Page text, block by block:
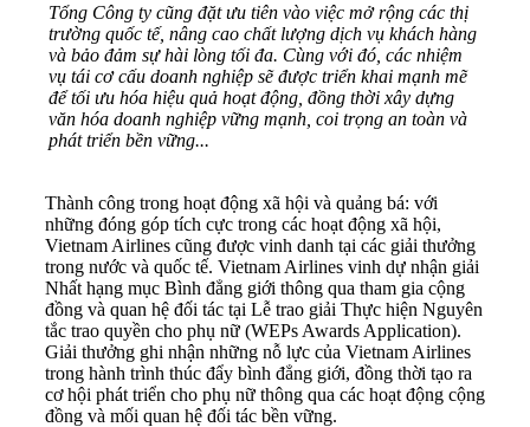
Tổng Công ty cũng đặt ưu tiên vào việc mở rộng các thị
trường quốc tế, nâng cao chất lượng dịch vụ khách hàng
và bảo đảm sự hài lòng tối đa. Cùng với đó, các nhiệm
vụ tái cơ cấu doanh nghiệp sẽ được triển khai mạnh mẽ
để tối ưu hóa hiệu quả hoạt động, đồng thời xây dựng
văn hóa doanh nghiệp vững mạnh, coi trọng an toàn và
phát triển bền vững...
Thành công trong hoạt động xã hội và quảng bá: với
những đóng góp tích cực trong các hoạt động xã hội,
Vietnam Airlines cũng được vinh danh tại các giải thưởng
trong nước và quốc tế. Vietnam Airlines vinh dự nhận giải
Nhất hạng mục Bình đẳng giới thông qua tham gia cộng
đồng và quan hệ đối tác tại Lễ trao giải Thực hiện Nguyên
tắc trao quyền cho phụ nữ (WEPs Awards Application).
Giải thưởng ghi nhận những nỗ lực của Vietnam Airlines
trong hành trình thúc đẩy bình đẳng giới, đồng thời tạo ra
cơ hội phát triển cho phụ nữ thông qua các hoạt động cộng
đồng và mối quan hệ đối tác bền vững.